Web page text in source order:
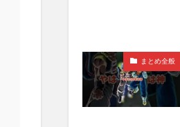
まとめ全般